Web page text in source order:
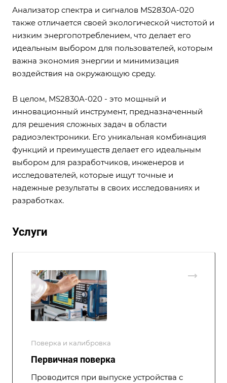
Анализатор спектра и сигналов MS2830A-020
также отличается своей экологической чистотой и
низким энергопотреблением, что делает его
идеальным выбором для пользователей, которым
важна экономия энергии и минимизация
воздействия на окружающую среду.
В целом, MS2830A-020 - это мощный и
инновационный инструмент, предназначенный
для решения сложных задач в области
радиоэлектроники. Его уникальная комбинация
функций и преимуществ делает его идеальным
выбором для разработчиков, инженеров и
исследователей, которые ищут точные и
надежные результаты в своих исследованиях и
разработках.
Услуги
Поверка и калибровка
Первичная поверка
Проводится при выпуске устройства с